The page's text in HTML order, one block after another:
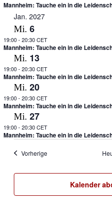
Mannheim: Tauche ein in die
Jan. 2027
Mi. 6
19:00- 20:30 CET
Mannheim: Tauche ein in die
Mi. 13
19:00- 20:30 CET
Mannheim: Tauche ein in die
Mi. 20
19:00- 20:30 CET
Mannheim: Tauche ein in die
Mi. 27
19:00- 20:30 CET
Mannheim: Tauche ein in die
VorherigeVeranstaltungen
Kalender